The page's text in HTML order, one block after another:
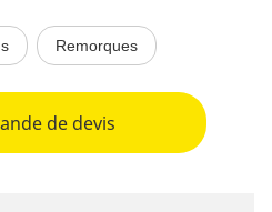
Remorques
de devis